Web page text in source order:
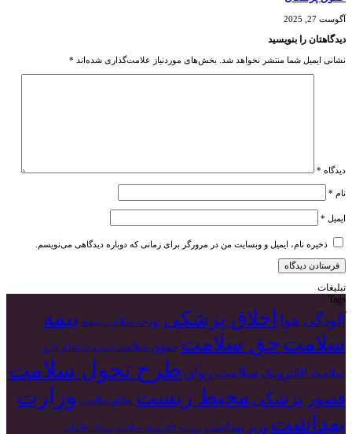
آگوست 27, 2025
دیدگاهتان را بنویسید
نشانی ایمیل شما منتشر نخواهد شد. بخش‌های موردنیاز علامت‌گذاری شده‌اند *
دیدگاه *
نام *
ایمیل *
ذخیره نام، ایمیل و وبسایت من در مرورگر برای زمانی که دوباره دیدگاهی می‌نویسم.
تبلیغات
Tags
آلودگی هوا اخلاق پزشکی بودجه سلامت بیمه بیمه
سلامت حق سلامت حقوق سلامت سازمان غذا و دارو
سلامت الکترونیک سلامت روان طرح تحول سلامت
قصور پزشکی محیط زیست نظام سلامت وزارت
بهداشت وزیر بهداشت پرونده الکترونیک سلامت پزشک خانواده